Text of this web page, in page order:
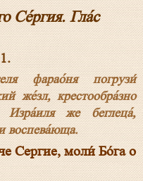
Се́ргия. Гла́с
фарао́ня погрузи́
же́зл, крестообра́зно
же беглеца́,
воспева́юща.
Сергие, моли́ Бо́га о